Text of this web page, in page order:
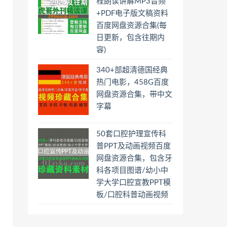
+PDF电子版文稿资料
百度网盘资源合集(每
日更新，包含往期内
容)
340+部超清德国经典
热门电影，458G百度
网盘资源合集，带中文
字幕
50套口腔护理宣传科
普PPT及动画视频百度
网盘资源合集，包含牙
科各项目图谱/幼小中
学大学口腔宣教PPT模
板/口腔科普动画视频